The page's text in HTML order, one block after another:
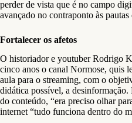
perder de vista que é no campo
avançado no contraponto às
Fortalecer os afetos
O historiador e youtuber Rodrigo
cinco anos o canal Normose, quis
aula para o streaming, com o
didática possível, a
do conteúdo, “era preciso olhar
internet “tudo funciona dentro do